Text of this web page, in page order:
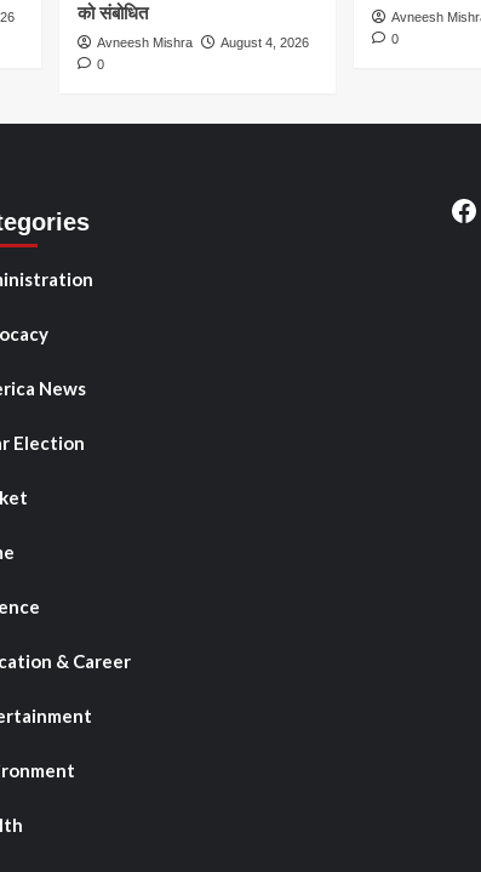
को संबोधित
Avneesh Mishra
August 4, 2026
0
Avneesh
0
News
Election
& Career